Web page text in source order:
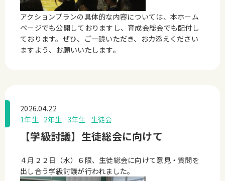
アクションプランの具体的な内容については、本ホーム
ページでも公開しておりますし、育成会総会でも配付し
ております。ぜひ、ご一読いただき、お力添えください
ますよう、お願いいたします。
2026.04.22
1年生 2年生 3年生 生徒会
【学級討議】生徒総会に向けて
４月２２日（水）６限、生徒総会に向けて意見・質問を
出し合う学級討議が行われました。